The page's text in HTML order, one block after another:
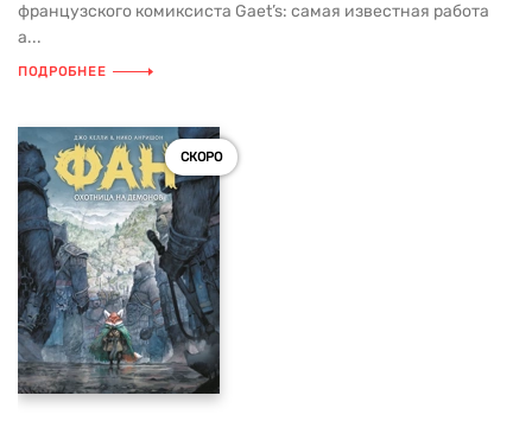
французского комиксиста Gaet’s: самая известная работа
а...
ПОДРОБНЕЕ
СКОРО